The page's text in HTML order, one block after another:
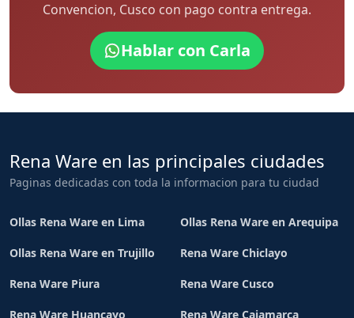
Convencion, Cusco con pago contra entrega.
Hablar con Carla
Rena Ware en las principales ciudades
Paginas dedicadas con toda la informacion para tu ciudad
Ollas Rena Ware en Lima Ollas Rena Ware en Arequipa
Ollas Rena Ware en Trujillo Rena Ware Chiclayo
Rena Ware Piura Rena Ware Cusco
Rena Ware Huancayo Rena Ware Cajamarca